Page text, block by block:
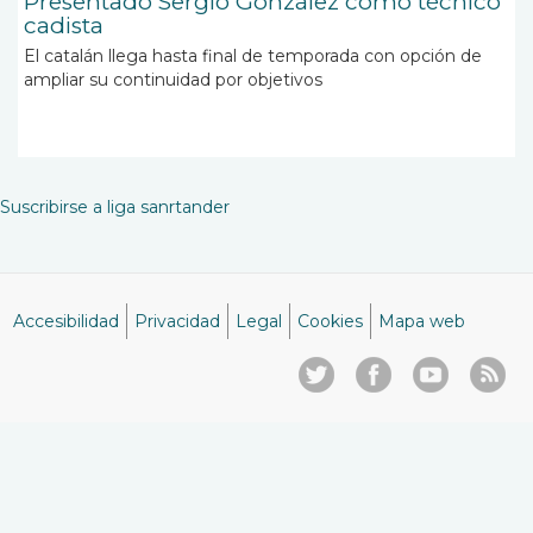
cadista
El catalán llega hasta final de temporada con opción de
ampliar su continuidad por objetivos
Suscribirse a liga sanrtander
Accesibilidad Privacidad Legal Cookies Mapa web